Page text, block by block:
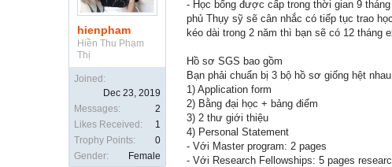
hienpham
Hiền Thu Phạm
Thị
Joined:
Dec 23, 2019
Messages:
2
Likes Received:
1
Trophy Points:
0
Gender:
Female
- Học bổng được cấp trong thời gian 9
phủ Thụy sỹ sẽ cân nhắc có tiếp tục trao
kéo dài trong 2 năm thì bạn sẽ có 12 tháng
Hồ sơ SGS bao gồm
Bạn phải chuẩn bị 3 bộ hồ sơ giống hệt
1) Application form
2) Bằng đại học + bảng điểm
3) 2 thư giới thiệu
4) Personal Statement
- Với Master program: 2 pages
- Với Research Fellowships: 5 pages